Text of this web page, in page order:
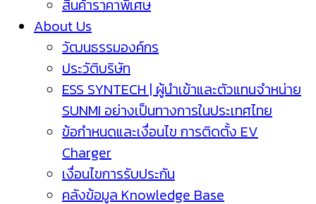
สินค้าราคาพิเศษ
About Us
วัฒนธรรมองค์กร
ประวัติบริษัท
ESS SYNTECH | ผู้นำเข้าและตัวแทนจำหน่าย
SUNMI อย่างเป็นทางการในประเทศไทย
ข้อกำหนดและเงื่อนไข การติดตั้ง EV
Charger
เงื่อนไขการรับประกัน
คลังข้อมูล Knowledge Base